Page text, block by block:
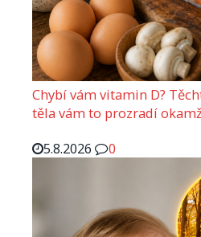
Chybí vám vitamin D?
těla vám to prozradí
5.8.2026
0